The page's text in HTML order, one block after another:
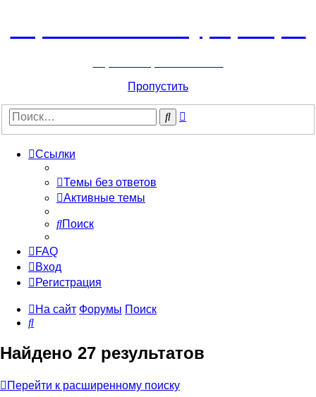
Пропустить
Поиск
Ссылки
Темы без ответов
Активные темы
Поиск
FAQ
Вход
Регистрация
На сайт Форумы Поиск
Поиск
Найдено 27 результатов
Перейти к расширенному поиску